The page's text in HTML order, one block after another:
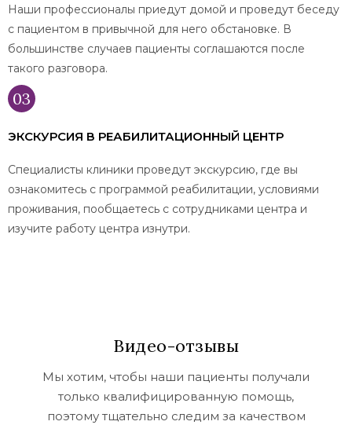
Наши профессионалы приедут домой и проведут беседу
с пациентом в привычной для него обстановке. В
большинстве случаев пациенты соглашаются после
такого разговора.
ЭКСКУРСИЯ В РЕАБИЛИТАЦИОННЫЙ ЦЕНТР
Специалисты клиники проведут экскурсию, где вы
ознакомитесь с программой реабилитации, условиями
проживания, пообщаетесь с сотрудниками центра и
изучите работу центра изнутри.
Видео-отзывы
Мы хотим, чтобы наши пациенты получали
только квалифицированную помощь,
поэтому тщательно следим за качеством